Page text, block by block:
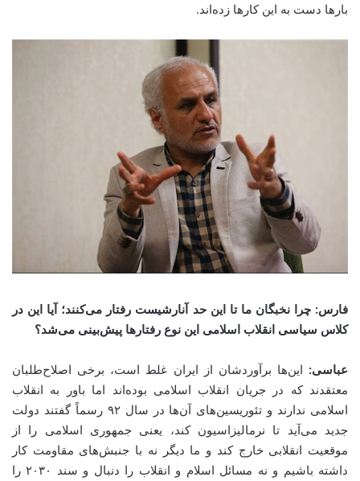
بارها دست به این کارها زده‌اند.
فارس: چرا نخبگان ما تا این حد آنارشیست رفتار می‌کنند؛ آیا این در
کلاس سیاسی انقلاب اسلامی این نوع رفتارها پیش‌بینی می‌شد؟
عباسی: این‌ها برآوردشان از ایران غلط است، برخی اصلاح‌طلبان
معتقدند که در جریان انقلاب اسلامی بوده‌اند اما باور به انقلاب
اسلامی ندارند و تئوریسین‌های آن‌ها در سال ۹۲ رسماً گفتند دولت
جدید می‌آید تا نرمالیزاسیون کند، یعنی جمهوری اسلامی را از
موقعیت انقلابی خارج کند و ما دیگر نه با جنبش‌های مقاومت کار
داشته باشیم و نه مسائل اسلام و انقلاب را دنبال و سند ۲۰۳۰ را